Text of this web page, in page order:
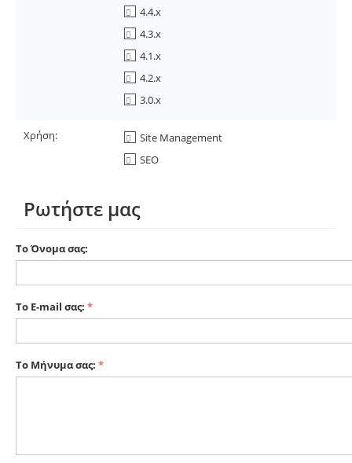
4.4.x
4.3.x
4.1.x
4.2.x
3.0.x
Χρήση:
Site Management
SEO
Ρωτήστε μας
Το Όνομα σας:
Το E-mail σας:
Το Μήνυμα σας: